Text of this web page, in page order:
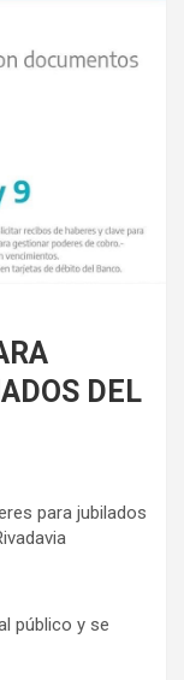
DEL
para jubilados
público y se